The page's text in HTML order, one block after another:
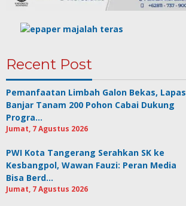
Recent Post
Pemanfaatan Limbah Galon Bekas, Lapas
Banjar Tanam 200 Pohon Cabai Dukung
Progra…
Jumat, 7 Agustus 2026
PWI Kota Tangerang Serahkan SK ke
Kesbangpol, Wawan Fauzi: Peran Media
Bisa Berd…
Jumat, 7 Agustus 2026